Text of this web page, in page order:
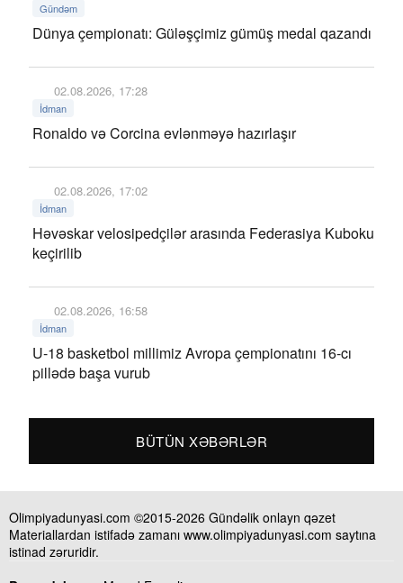
Gündəm
Dünya çempionatı: Güləşçimiz gümüş medal qazandı
02.08.2026, 17:28
İdman
Ronaldo və Corcina evlənməyə hazırlaşır
02.08.2026, 17:02
İdman
Həvəskar velosipedçilər arasında Federasiya Kuboku
keçirilib
02.08.2026, 16:58
İdman
U-18 basketbol millimiz Avropa çempionatını 16-cı
pillədə başa vurub
BÜTÜN XƏBƏRLƏR
Olimpiyadunyasi.com ©2015-2026 Gündəlik onlayn qəzet
Materiallardan istifadə zamanı www.olimpiyadunyasi.com saytına
istinad zəruridir.